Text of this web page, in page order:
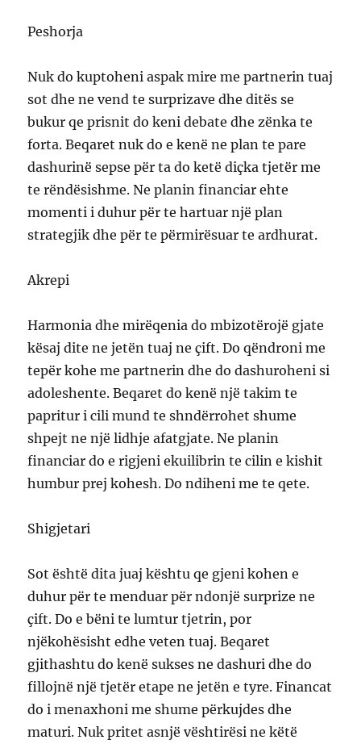
Peshorja
Nuk do kuptoheni aspak mire me partnerin tuaj
sot dhe ne vend te surprizave dhe ditës se
bukur qe prisnit do keni debate dhe zënka te
forta. Beqaret nuk do e kenë ne plan te pare
dashurinë sepse për ta do ketë diçka tjetër me
te rëndësishme. Ne planin financiar ehte
momenti i duhur për te hartuar një plan
strategjik dhe për te përmirësuar te ardhurat.
Akrepi
Harmonia dhe mirëqenia do mbizotërojë gjate
kësaj dite ne jetën tuaj ne çift. Do qëndroni me
tepër kohe me partnerin dhe do dashuroheni si
adoleshente. Beqaret do kenë një takim te
papritur i cili mund te shndërrohet shume
shpejt ne një lidhje afatgjate. Ne planin
financiar do e rigjeni ekuilibrin te cilin e kishit
humbur prej kohesh. Do ndiheni me te qete.
Shigjetari
Sot është dita juaj kështu qe gjeni kohen e
duhur për te menduar për ndonjë surprize ne
çift. Do e bëni te lumtur tjetrin, por
njëkohësisht edhe veten tuaj. Beqaret
gjithashtu do kenë sukses ne dashuri dhe do
fillojnë një tjetër etape ne jetën e tyre. Financat
do i menaxhoni me shume përkujdes dhe
maturi. Nuk pritet asnjë vështirësi ne këtë